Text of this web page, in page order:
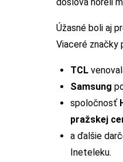
doslova horeli
Úžasné boli aj
Viaceré značky
TCL
Samsung
spoločnosť
pražskej
a ďalšie
Ineteleku.